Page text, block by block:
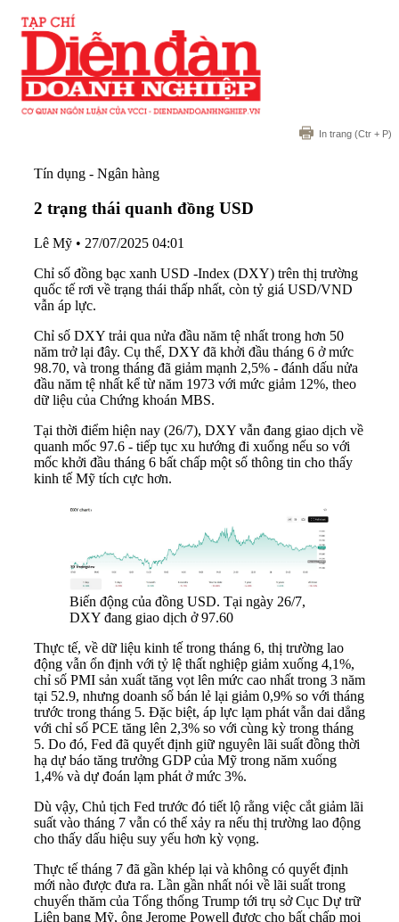
In trang (Ctr + P)
Tín dụng - Ngân hàng
2 trạng thái quanh đồng USD
Lê Mỹ • 27/07/2025 04:01
Chỉ số đồng bạc xanh USD -Index (DXY) trên thị trường
quốc tế rơi về trạng thái thấp nhất, còn tỷ giá USD/VND
vẫn áp lực.
Chỉ số DXY trải qua nửa đầu năm tệ nhất trong hơn 50
năm trở lại đây. Cụ thể, DXY đã khởi đầu tháng 6 ở mức
98.70, và trong tháng đã giảm mạnh 2,5% - đánh dấu nửa
đầu năm tệ nhất kể từ năm 1973 với mức giảm 12%, theo
dữ liệu của Chứng khoán MBS.
Tại thời điểm hiện nay (26/7), DXY vẫn đang giao dịch về
quanh mốc 97.6 - tiếp tục xu hướng đi xuống nếu so với
mốc khởi đầu tháng 6 bất chấp một số thông tin cho thấy
kinh tế Mỹ tích cực hơn.
Biến động của đồng USD. Tại ngày 26/7,
DXY đang giao dịch ở 97.60
Thực tế, về dữ liệu kinh tế trong tháng 6, thị trường lao
động vẫn ổn định với tỷ lệ thất nghiệp giảm xuống 4,1%,
chỉ số PMI sản xuất tăng vọt lên mức cao nhất trong 3 năm
tại 52.9, nhưng doanh số bán lẻ lại giảm 0,9% so với tháng
trước trong tháng 5. Đặc biệt, áp lực lạm phát vẫn dai dẳng
với chỉ số PCE tăng lên 2,3% so với cùng kỳ trong tháng
5. Do đó, Fed đã quyết định giữ nguyên lãi suất đồng thời
hạ dự báo tăng trưởng GDP của Mỹ trong năm xuống
1,4% và dự đoán lạm phát ở mức 3%.
Dù vậy, Chủ tịch Fed trước đó tiết lộ rằng việc cắt giảm lãi
suất vào tháng 7 vẫn có thể xảy ra nếu thị trường lao động
cho thấy dấu hiệu suy yếu hơn kỳ vọng.
Thực tế tháng 7 đã gần khép lại và không có quyết định
mới nào được đưa ra. Lần gần nhất nói về lãi suất trong
chuyến thăm của Tổng thống Trump tới trụ sở Cục Dự trữ
Liên bang Mỹ, ông Jerome Powell được cho bất chấp mọi